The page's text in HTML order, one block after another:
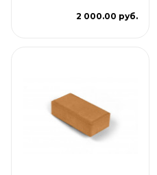
2 000.00 руб.